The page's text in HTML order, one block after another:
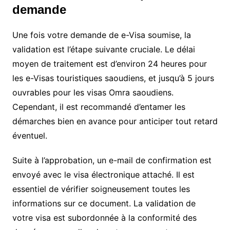
demande
Une fois votre demande de e-Visa soumise, la
validation est l’étape suivante cruciale. Le délai
moyen de traitement est d’environ 24 heures pour
les e-Visas touristiques saoudiens, et jusqu’à 5 jours
ouvrables pour les visas Omra saoudiens.
Cependant, il est recommandé d’entamer les
démarches bien en avance pour anticiper tout retard
éventuel.
Suite à l’approbation, un e-mail de confirmation est
envoyé avec le visa électronique attaché. Il est
essentiel de vérifier soigneusement toutes les
informations sur ce document. La validation de
votre visa est subordonnée à la conformité des